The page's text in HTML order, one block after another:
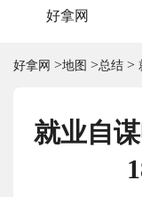
好拿网
好拿网 >地图 >总结 >
就业自